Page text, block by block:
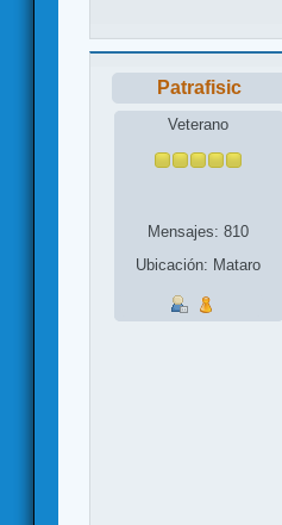
Patrafisic
Veterano
Mensajes: 810
Ubicación: Mataro